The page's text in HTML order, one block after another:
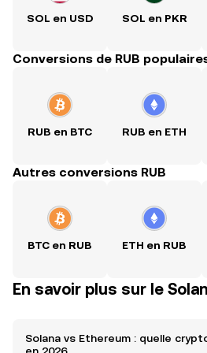
SOL en USD SOL en PKR
Conversions de RUB
RUB en BTC RUB en ETH
Autres conversions RUB
BTC en RUB ETH en RUB
En savoir plus sur le
Solana vs Ethereum : quelle